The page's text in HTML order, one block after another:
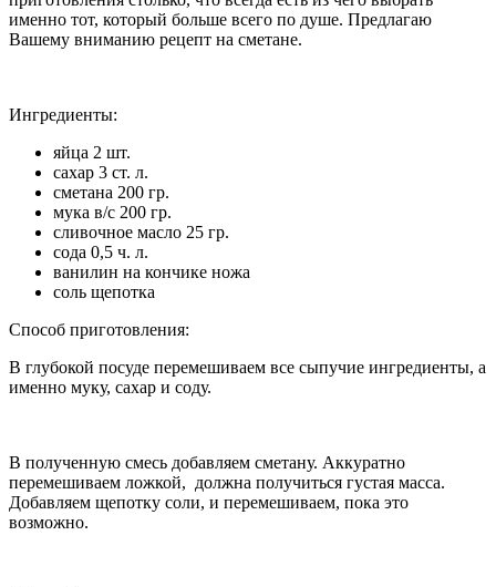
именно тот, который больше всего по душе. Предлагаю
Вашему вниманию рецепт на сметане.
Ингредиенты:
яйца 2 шт.
сахар 3 ст. л.
сметана 200 гр.
мука в/с 200 гр.
сливочное масло 25 гр.
сода 0,5 ч. л.
ванилин на кончике ножа
соль щепотка
Способ приготовления:
В глубокой посуде перемешиваем все сыпучие ингредиенты, а
именно муку, сахар и соду.
В полученную смесь добавляем сметану. Аккуратно
перемешиваем ложкой, должна получиться густая масса.
Добавляем щепотку соли, и перемешиваем, пока это
возможно.